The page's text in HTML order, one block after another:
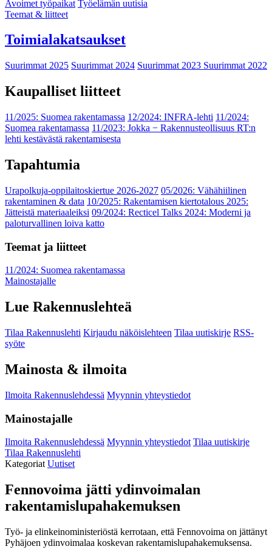
Avoimet työpaikat Työelämän uutisia
Teemat & liitteet
Toimialakatsaukset
Suurimmat 2025 Suurimmat 2024 Suurimmat 2023 Suurimmat 2022
Kaupalliset liitteet
11/2025: Suomea rakentamassa 12/2024: INFRA-lehti 11/2024:
Suomea rakentamassa 11/2023: Jokka − Rakennusteollisuus RT:n
lehti kestävästä rakentamisesta
Tapahtumia
Urapolkuja-oppilaitoskiertue 2026-2027 05/2026: Vähähiilinen
rakentaminen & data 10/2025: Rakentamisen kiertotalous 2025:
Jätteistä materiaaleiksi 09/2024: Recticel Talks 2024: Moderni ja
paloturvallinen loiva katto
Teemat ja liitteet
11/2024: Suomea rakentamassa
Mainostajalle
Lue Rakennuslehteä
Tilaa Rakennuslehti Kirjaudu näköislehteen Tilaa uutiskirje RSS-
syöte
Mainosta & ilmoita
Ilmoita Rakennuslehdessä Myynnin yhteystiedot
Mainostajalle
Ilmoita Rakennuslehdessä Myynnin yhteystiedot Tilaa uutiskirje
Tilaa Rakennuslehti
KategoriatUutiset
Fennovoima jätti ydinvoimalan
rakentamislupahakemuksen
Työ- ja elinkeinoministeriöstä kerrotaan, että Fennovoima on jättänyt
Pyhäjoen ydinvoimalaa koskevan rakentamislupahakemuksensa.